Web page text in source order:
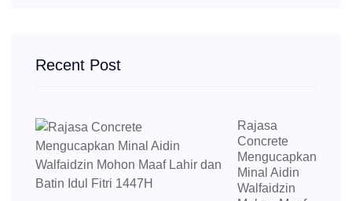
Recent Post
Rajasa
Concrete
Mengucapkan
Minal Aidin
Walfaidzin